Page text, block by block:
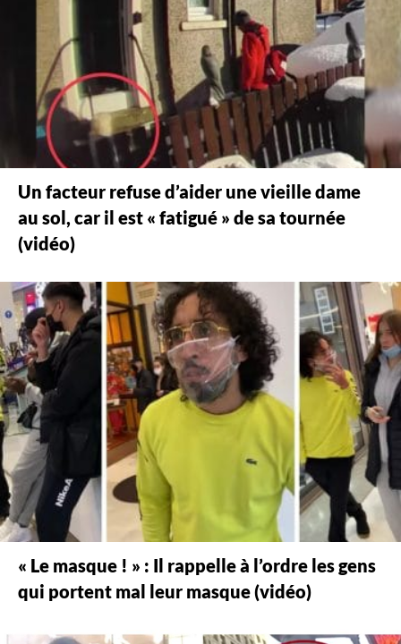
Un facteur refuse d’aider une vieille dame
au sol, car il est « fatigué » de sa tournée
(vidéo)
« Le masque ! » : Il rappelle à l’ordre les gens
qui portent mal leur masque (vidéo)